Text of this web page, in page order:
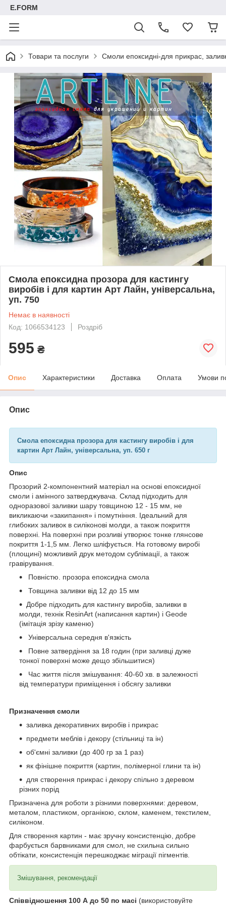
E.FORM
Товари та послуги Смоли епоксидні-для прикрас,
Смола епоксидна прозора для кастингу
виробів і для картин Арт Лайн, універсальна,
уп. 750
Немає в наявності
Код: 1066534123
Роздріб
595 ₴
Опис Характеристики Доставка Оплата Умови
Опис
Смола епоксидна прозора для кастингу виробів і для
картин Арт Лайн, універсальна, уп. 650 г
Опис
Прозорий 2-компонентний матеріал на основі епоксидної
смоли і амінного затверджувача. Склад підходить для
одноразової заливки шару товщиною 12 - 15 мм, не
викликаючи «закипання» і помутніння. Ідеальний для
глибоких заливок в силіконові молди, а також покриття
поверхні. На поверхні при розливі утворює тонке глянсове
покриття 1-1,5 мм. Легко шліфується. На готовому виробі
(площині) можливий друк методом сублімації, а також
гравірування.
Повністю. прозора епоксидна смола
Товщина заливки від 12 до 15 мм
Добре підходить для кастингу виробів, заливки в
молди, технік ResinArt (написання картин) і Geоde
(імітація зрізу каменю)
Універсальна середня в'язкість
Повне затвердіння за 18 годин (при заливці дуже
тонкої поверхні може дещо збільшитися)
Час життя після змішування: 40-60 хв. в залежності
від температури приміщення і обсягу заливки
Призначення смоли
заливка декоративних виробів і прикрас
предмети меблів і декору (стільниці та ін)
об'ємні заливки (до 400 гр за 1 раз)
як фінішне покриття (картин, полімерної глини та ін)
для створення прикрас і декору спільно з деревом
різних порід
Призначена для роботи з різними поверхнями: деревом,
металом, пластиком, органікою, склом, каменем, текстилем,
силіконом.
Для створення картин - має зручну консистенцію, добре
фарбується барвниками для смол, не схильна сильно
обтікати, консистенція перешкоджає міграції пігментів.
Змішування, рекомендації
Співвідношення 100 А до 50 по масі (використовуйте